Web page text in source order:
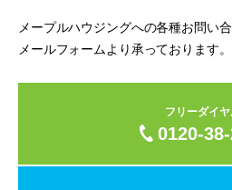
メープルハウジングへの各種お問い
メールフォームより承っております。
フリーダイ
0120-